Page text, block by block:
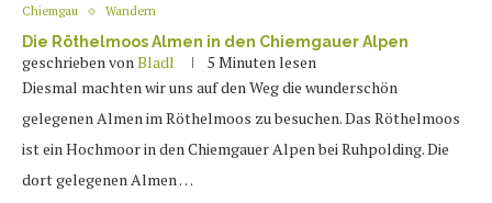
Chiemgau Wandern
Die Röthelmoos Almen in den Chiemgauer Alpen
geschrieben vonBladl
5 Minuten lesen
Diesmal machten wir uns auf den Weg die wunderschön
gelegenen Almen im Röthelmoos zu besuchen. Das Röthelmoos
ist ein Hochmoor in den Chiemgauer Alpen bei Ruhpolding. Die
dort gelegenen Almen …